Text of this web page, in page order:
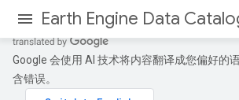
Earth Engine Data
Google 会使用 AI 技术将内容翻译成您偏好的
含错误。